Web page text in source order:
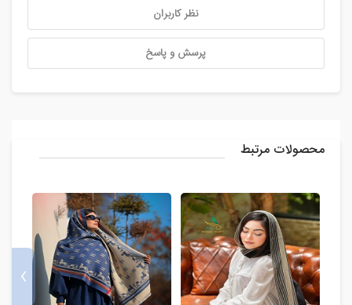
نظر کاربران
پرسش و پاسخ
محصولات مرتبط
›